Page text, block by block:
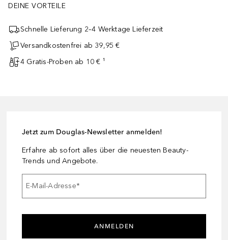
DEINE VORTEILE
Schnelle Lieferung 2–4 Werktage Lieferzeit
Versandkostenfrei ab 39,95 €
4 Gratis-Proben ab 10 € ¹
Jetzt zum Douglas-Newsletter anmelden!
Erfahre ab sofort alles über die neuesten Beauty-
Trends und Angebote.
E-Mail-Adresse*
ANMELDEN